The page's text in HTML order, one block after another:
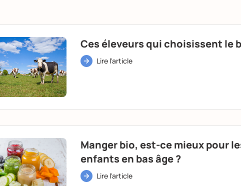
Ces éleveurs qui choisissent le
Lire l'article
Manger bio, est-ce mieux pour
enfants en bas âge ?
Lire l'article